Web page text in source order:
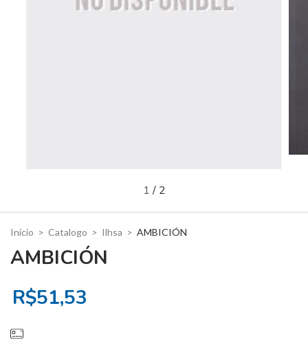
1 / 2
Início > Catalogo > Ilhsa > AMBICIÓN
AMBICIÓN
R$51,53